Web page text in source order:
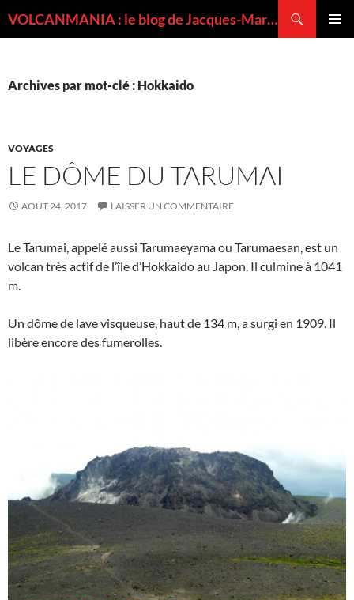
VOLCANMANIA : le blog de Jacques-Marie BARDINTZEFF, volcanologue
Archives par mot-clé : Hokkaido
VOYAGES
LE DÔME DU TARUMAI
AOÛT 24, 2017 LAISSER UN COMMENTAIRE
Le Tarumai, appelé aussi Tarumaeyama ou Tarumaesan, est un
volcan très actif de l’île d’Hokkaido au Japon. Il culmine à 1041
m.
Un dôme de lave visqueuse, haut de 134 m, a surgi en 1909. Il
libère encore des fumerolles.